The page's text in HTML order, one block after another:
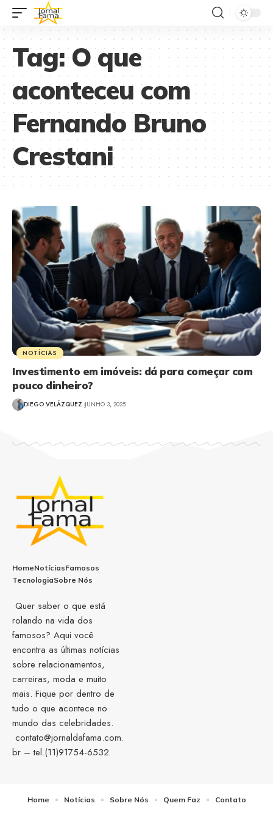
Tag:O que
aconteceu com
Fernando Bruno
Crestani
NOTÍCIAS
Investimento em imóveis: dá para começar com
pouco dinheiro?
DIEGO VELÁZQUEZ JUNHO 3, 2025
HomeNotíciasFamosos
TecnologiaSobre Nós
Quer saber o que está
rolando na vida dos
famosos? Aqui você
encontra as últimas notícias
sobre relacionamentos,
carreiras, moda e muito
mais. Fique por dentro de
tudo o que acontece no
mundo das celebridades.
contato@jornaldafama.com.
br – tel.(11)91754-6532
Home Notícias Sobre Nós Quem Faz Contato